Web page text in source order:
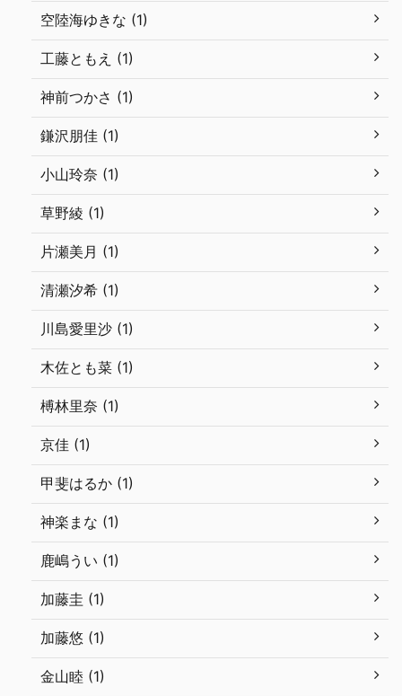
空陸海ゆきな (1)
工藤ともえ (1)
神前つかさ (1)
鎌沢朋佳 (1)
小山玲奈 (1)
草野綾 (1)
片瀬美月 (1)
清瀬汐希 (1)
川島愛里沙 (1)
木佐とも菜 (1)
榑林里奈 (1)
京佳 (1)
甲斐はるか (1)
神楽まな (1)
鹿嶋うい (1)
加藤圭 (1)
加藤悠 (1)
金山睦 (1)